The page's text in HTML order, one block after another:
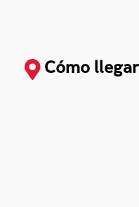
Cómo llegar